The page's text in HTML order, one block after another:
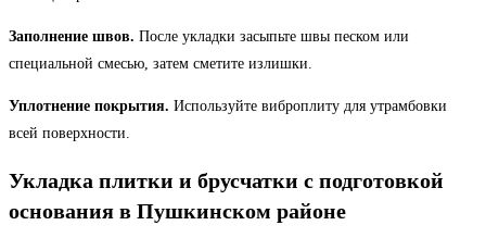
Заполнение швов. После укладки засыпьте швы песком или
специальной смесью, затем сметите излишки.
Уплотнение покрытия. Используйте виброплиту для утрамбовки
всей поверхности.
Укладка плитки и брусчатки с подготовкой
основания в Пушкинском районе